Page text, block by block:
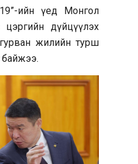
ийн үед Монгол
дүйцүүлэх
гурван жилийн турш
байжээ.